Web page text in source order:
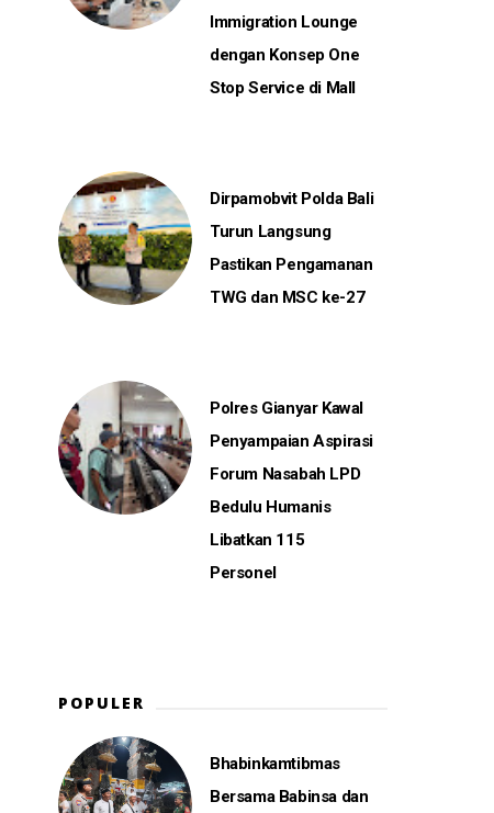
Immigration Lounge
dengan Konsep One
Stop Service di Mall
Dirpamobvit Polda Bali
Turun Langsung
Pastikan Pengamanan
TWG dan MSC ke-27
Polres Gianyar Kawal
Penyampaian Aspirasi
Forum Nasabah LPD
Bedulu Humanis
Libatkan 115
Personel
POPULER
Bhabinkamtibmas
Bersama Babinsa dan